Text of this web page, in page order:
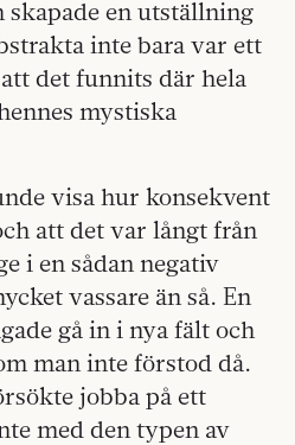
skapade en utställning
inte bara var ett
det funnits där hela
mystiska
visa hur konsekvent
att det var långt från
i en sådan negativ
vassare än så. En
gå in i nya fält och
man inte förstod då.
jobba på ett
med den typen av